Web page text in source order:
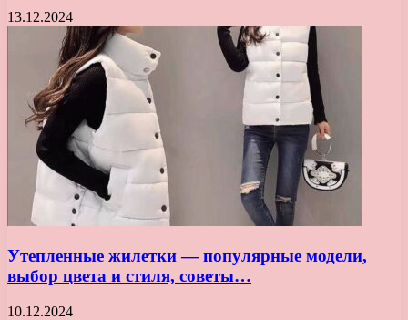
13.12.2024
Утепленные жилетки — популярные модели,
выбор цвета и стиля, советы…
10.12.2024